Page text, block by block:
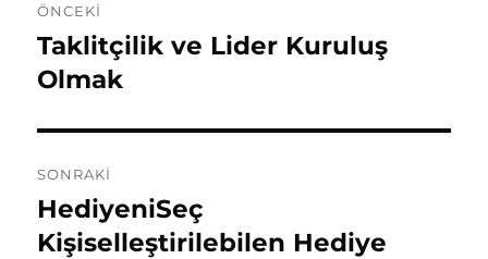
gezinmesi
ÖNCEKI
Önceki
yazı:
Taklitçilik ve Lider Kuruluş
Olmak
SONRAKI
Sonraki
yazı:
HediyeniSeç
Kişiselleştirilebilen Hediye